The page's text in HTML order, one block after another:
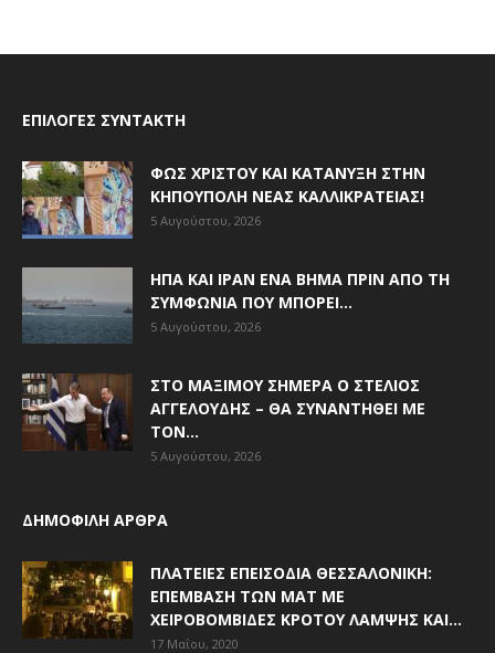
ΕΠΙΛΟΓΈΣ ΣΥΝΤΆΚΤΗ
ΦΩΣ ΧΡΙΣΤΟΎ ΚΑΙ ΚΑΤΆΝΥΞΗ ΣΤΗΝ
ΚΗΠΟΎΠΟΛΗ ΝΈΑΣ ΚΑΛΛΙΚΡΆΤΕΙΑΣ!
5 Αυγούστου, 2026
ΗΠΑ ΚΑΙ ΙΡΆΝ ΈΝΑ ΒΉΜΑ ΠΡΙΝ ΑΠΌ ΤΗ
ΣΥΜΦΩΝΊΑ ΠΟΥ ΜΠΟΡΕΊ...
5 Αυγούστου, 2026
ΣΤΟ ΜΑΞΊΜΟΥ ΣΉΜΕΡΑ Ο ΣΤΈΛΙΟΣ
ΑΓΓΕΛΟΎΔΗΣ – ΘΑ ΣΥΝΑΝΤΗΘΕΊ ΜΕ
ΤΟΝ...
5 Αυγούστου, 2026
ΔΗΜΟΦΙΛΗ ΑΡΘΡΑ
ΠΛΑΤΕΊΕΣ ΕΠΕΙΣΌΔΙΑ ΘΕΣΣΑΛΟΝΊΚΗ:
ΕΠΈΜΒΑΣΗ ΤΩΝ ΜΑΤ ΜΕ
ΧΕΙΡΟΒΟΜΒΊΔΕΣ ΚΡΌΤΟΥ ΛΆΜΨΗΣ ΚΑΙ...
17 Μαΐου, 2020